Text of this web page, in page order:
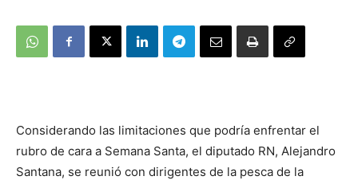
Considerando las limitaciones que podría enfrentar el
rubro de cara a Semana Santa, el diputado RN, Alejandro
Santana, se reunió con dirigentes de la pesca de la